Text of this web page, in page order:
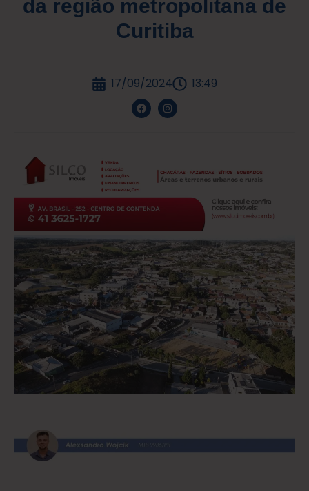
da região metropolitana de
Curitiba
17/09/2024 13:49